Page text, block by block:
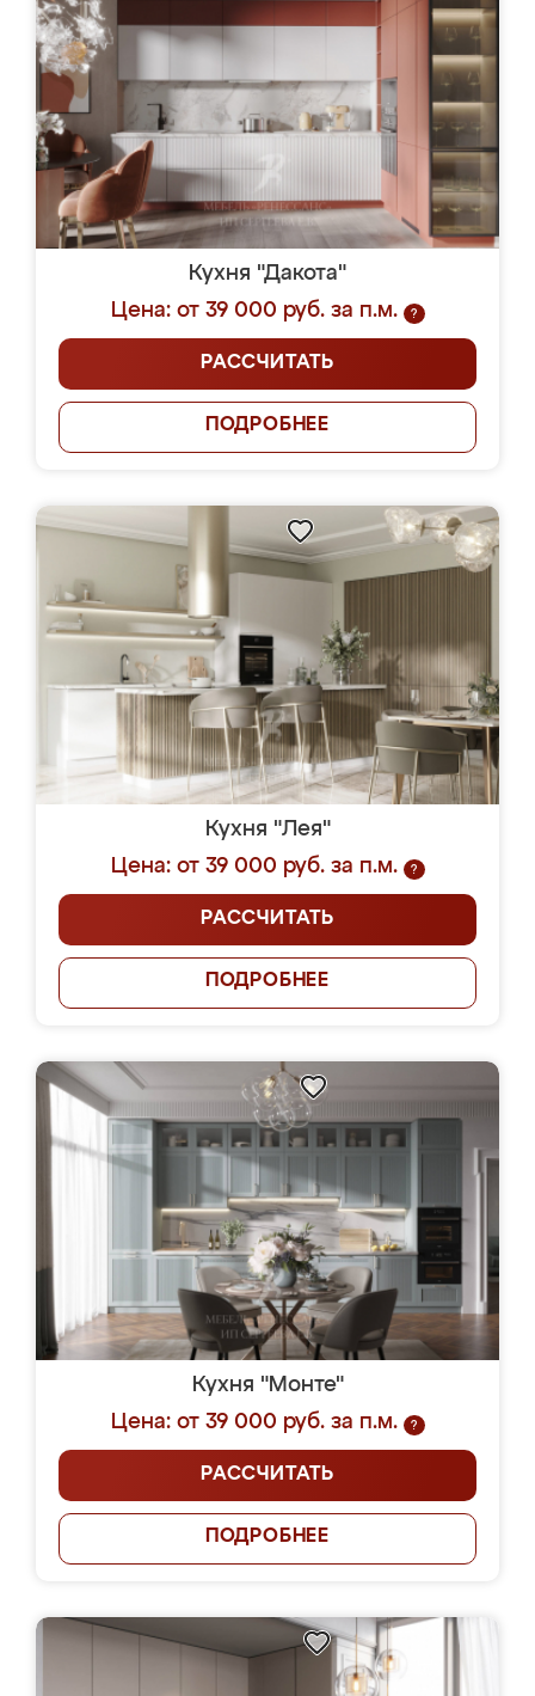
Кухня "Дакота"
Цена: от 39 000 руб. за п.м.
?
РАССЧИТАТЬ
ПОДРОБНЕЕ
Кухня "Лея"
Цена: от 39 000 руб. за п.м.
?
РАССЧИТАТЬ
ПОДРОБНЕЕ
Кухня "Монте"
Цена: от 39 000 руб. за п.м.
?
РАССЧИТАТЬ
ПОДРОБНЕЕ